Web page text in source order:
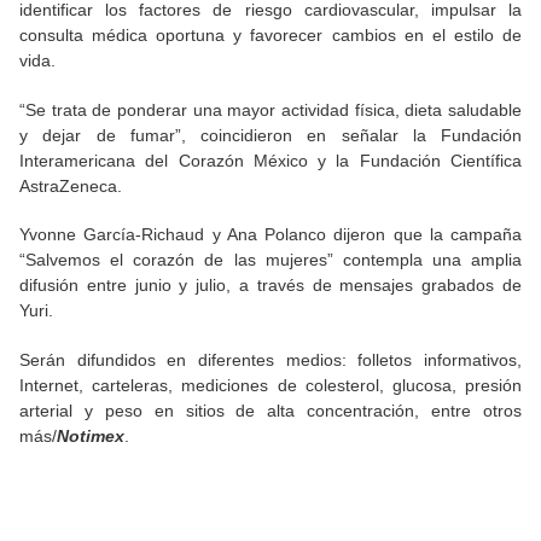
identificar los factores de riesgo cardiovascular, impulsar la
consulta médica oportuna y favorecer cambios en el estilo de
vida.
“Se trata de ponderar una mayor actividad física, dieta saludable
y dejar de fumar”, coincidieron en señalar la Fundación
Interamericana del Corazón México y la Fundación Científica
AstraZeneca.
Yvonne García-Richaud y Ana Polanco dijeron que la campaña
“Salvemos el corazón de las mujeres” contempla una amplia
difusión entre junio y julio, a través de mensajes grabados de
Yuri.
Serán difundidos en diferentes medios: folletos informativos,
Internet, carteleras, mediciones de colesterol, glucosa, presión
arterial y peso en sitios de alta concentración, entre otros
más/Notimex